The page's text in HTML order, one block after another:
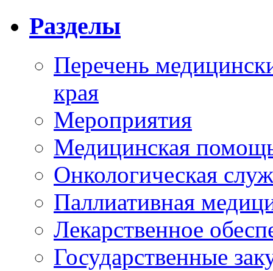
Разделы
Перечень
края
Мероприятия
Медицинская
Онкологическая
Паллиативная
Лекарственное
Государственные